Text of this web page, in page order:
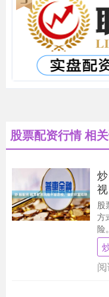
股票配资行情 相
股
方
险
了
阱
阅